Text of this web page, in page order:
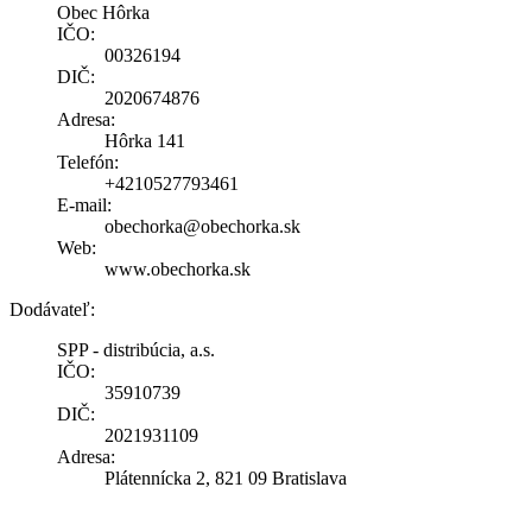
Obec Hôrka
IČO:
00326194
DIČ:
2020674876
Adresa:
Hôrka 141
Telefón:
+4210527793461
E-mail:
obechorka@obechorka.sk
Web:
www.obechorka.sk
Dodávateľ:
SPP - distribúcia, a.s.
IČO:
35910739
DIČ:
2021931109
Adresa:
Plátennícka 2, 821 09 Bratislava